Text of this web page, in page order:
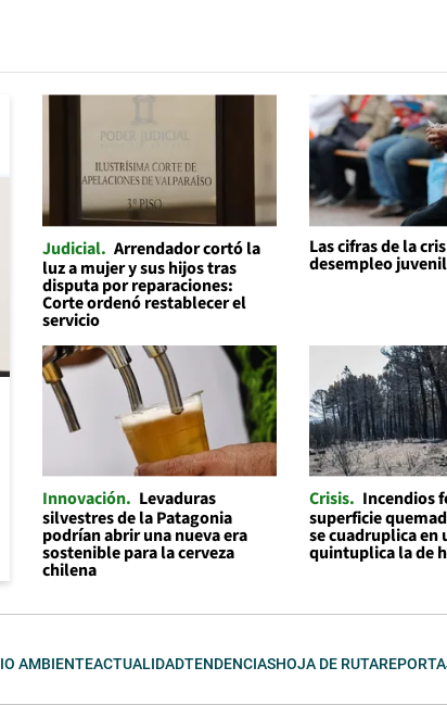
Judicial Arrendador cortó la
luz a mujer y sus hijos tras
disputa por reparaciones:
Corte ordenó restablecer el
servicio
Las cifras de la
desempleo juvenil
Innovación
Levaduras
silvestres de la Patagonia
podrían abrir una nueva era
sostenible para la cerveza
chilena
Crisis Incendios
superficie
se cuadruplica en
quintuplica la de
AMBIENTEACTUALIDADTENDENCIASHOJA DE RUTA